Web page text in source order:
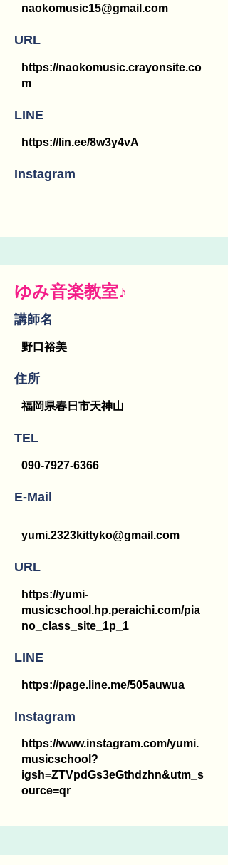
naokomusic15@gmail.com
URL
https://naokomusic.crayonsite.co
m
LINE
https://lin.ee/8w3y4vA
Instagram
ゆみ音楽教室♪
講師名
野口裕美
​住所
福岡県春日市天神山
TEL
090-7927-6366
E-Mail
yumi.2323kittyko@gmail.com
URL
https://yumi-
musicschool.hp.peraichi.com/pia
no_class_site_1p_1
LINE
https://page.line.me/505auwua
Instagram
https://www.instagram.com/yumi.
musicschool?
igsh=ZTVpdGs3eGthdzhn&utm_s
ource=qr